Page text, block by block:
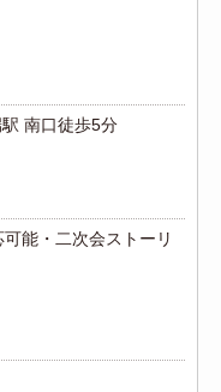
南口徒歩5分
能・二次会ストーリ